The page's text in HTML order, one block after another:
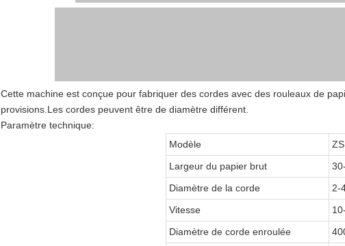
Cette machine est conçue pour fabriquer des cordes avec des rouleaux de
provisions.Les cordes peuvent être de diamètre différent.
Paramètre technique:
Modèle
Largeur du papier brut
Diamètre de la corde
2-
Vitesse
Diamètre de corde enroulée